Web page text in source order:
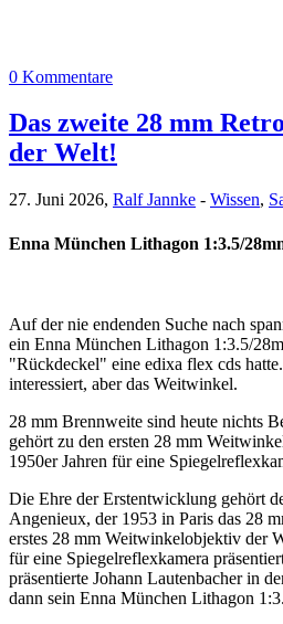
0 Kommentare
Das zweite 28 mm
der Welt!
27. Juni 2026, Ralf Jannke - Wissen,
Enna München Lithagon 1:3.5/
Auf der nie endenden Suche nach
ein Enna München Lithagon 1:3.5/
"Rückdeckel" eine edixa flex cds
interessiert, aber das Weitwinkel.
28 mm Brennweite sind heute nichts
gehört zu den ersten 28 mm
1950er Jahren für eine
Die Ehre der Erstentwicklung gehört
Angenieux, der 1953 in Paris das 28
erstes 28 mm Weitwinkelobjektiv der
für eine Spiegelreflexkamera
präsentierte Johann Lautenbacher in
dann sein Enna München Lithagon